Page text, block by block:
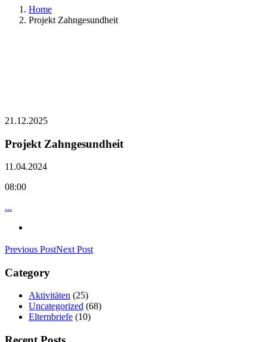
Home
Projekt Zahngesundheit
21.12.2025
Projekt Zahngesundheit
11.04.2024
08:00
...
Previous PostNext Post
Category
Aktivitäten (25)
Uncategorized (68)
Elternbriefe (10)